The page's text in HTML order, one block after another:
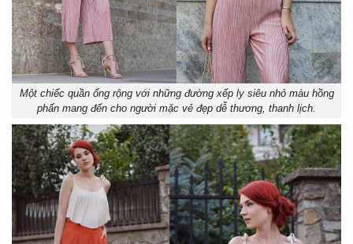
Một chiếc quần ống rộng với những đường xếp ly siêu nhỏ màu hồng
phấn mang đến cho người mặc vẻ đẹp dễ thương, thanh lịch.